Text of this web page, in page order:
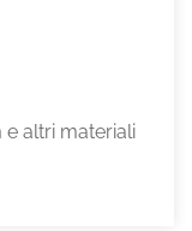
e altri materiali